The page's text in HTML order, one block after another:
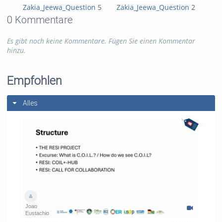
Zakia_Jeewa_Question 5 Zakia_Jeewa_Question 2
0 Kommentare
Es gibt noch keine Kommentare. Fügen Sie einen Kommentar
hinzu.
Empfohlen
Alles
Joao
Eustachio